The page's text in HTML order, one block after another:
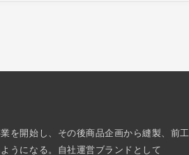
を開始し、その後商品企画から縫製、前工
うになる。自社運営ブランドとして